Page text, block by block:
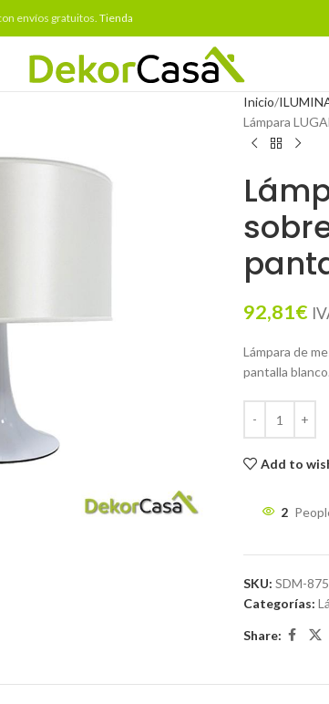
envíos gratuitos. Tienda
Inicio
Lámpara
92,81€
Lámpara de
pantalla blanco.
Add to
2
SKU: SDM-
Categorías:
Share: